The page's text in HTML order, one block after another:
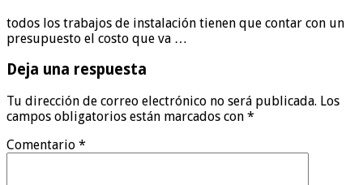
todos los trabajos de instalación tienen que contar con un
presupuesto el costo que va …
Deja una respuesta
Tu dirección de correo electrónico no será publicada. Los
campos obligatorios están marcados con *
Comentario *